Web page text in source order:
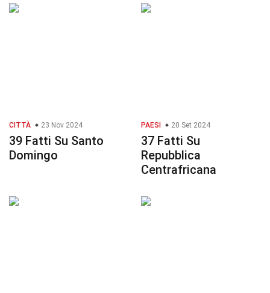
CITTÀ 23 Nov 2024
39 Fatti Su Santo
Domingo
PAESI 20 Set 2024
37 Fatti Su
Repubblica
Centrafricana